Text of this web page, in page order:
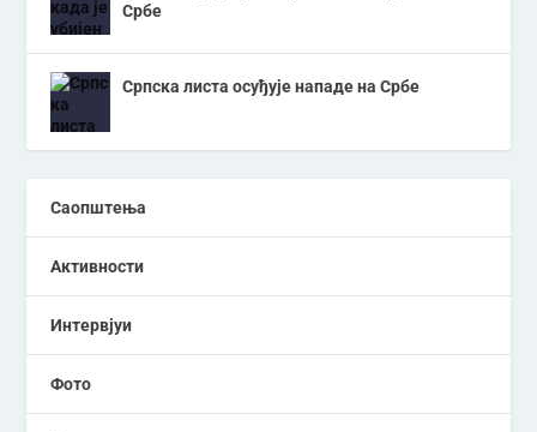
Србе
Српска листа осуђује нападе на Србе
Саопштења
Активности
Интервјуи
Фото